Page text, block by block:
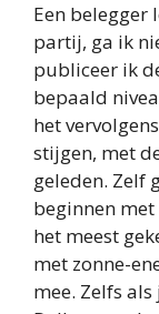
Een belegger
partij, ga ik
publiceer ik
bepaald
het
stijgen, met
geleden. Zelf
beginnen
het meest
met zonne-
mee. Zelfs